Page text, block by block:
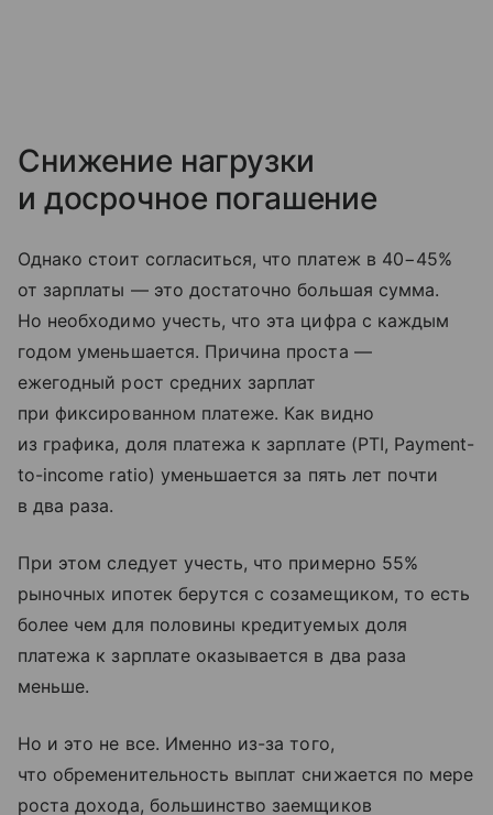
Снижение нагрузки
и досрочное погашение
Однако стоит согласиться, что платеж в 40−45%
от зарплаты — это достаточно большая сумма.
Но необходимо учесть, что эта цифра с каждым
годом уменьшается. Причина проста —
ежегодный рост средних зарплат
при фиксированном платеже. Как видно
из графика, доля платежа к зарплате (PTI, Payment-
to-income ratio) уменьшается за пять лет почти
в два раза.
При этом следует учесть, что примерно 55%
рыночных ипотек берутся с созамещиком, то есть
более чем для половины кредитуемых доля
платежа к зарплате оказывается в два раза
меньше.
Но и это не все. Именно из-за того,
что обременительность выплат снижается по мере
роста дохода, большинство заемщиков